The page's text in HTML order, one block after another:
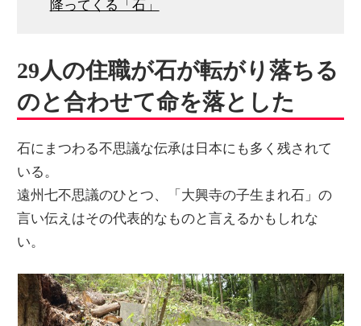
降ってくる「石」
29人の住職が石が転がり落ちる
のと合わせて命を落とした
石にまつわる不思議な伝承は日本にも多く残されて
いる。
遠州七不思議のひとつ、「大興寺の子生まれ石」の
言い伝えはその代表的なものと言えるかもしれな
い。